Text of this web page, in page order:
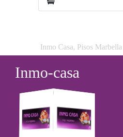
Inmo Casa, Pisos
Inmo-casa